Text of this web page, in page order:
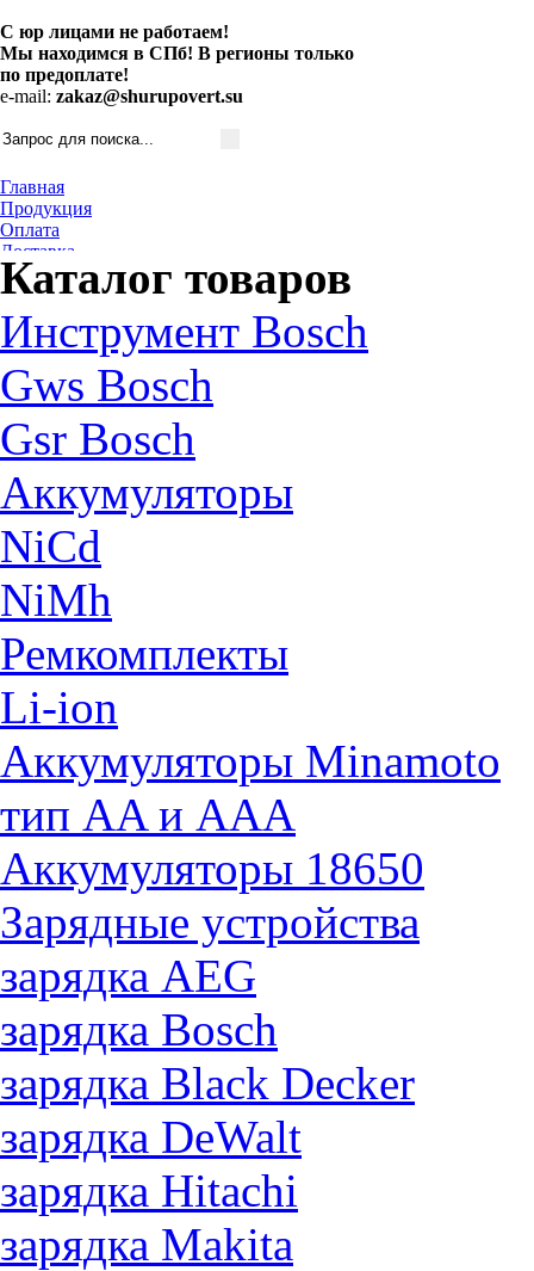
С юр лицами не работаем!
Мы находимся в СПб! В регионы только
по предоплате!
e-mail: zakaz@shurupovert.su
Главная
Продукция
Оплата
Доставка
Контакты
Статьи
Каталог товаров
Инструмент Bosch
Gws Bosch
Gsr Bosch
Аккумуляторы
NiCd
NiMh
Ремкомплекты
Li-ion
Аккумуляторы Minamoto
тип AA и AAA
Аккумуляторы 18650
Зарядные устройства
зарядка AEG
зарядка Bosch
зарядка Black Decker
зарядка DeWalt
зарядка Hitachi
зарядка Makita